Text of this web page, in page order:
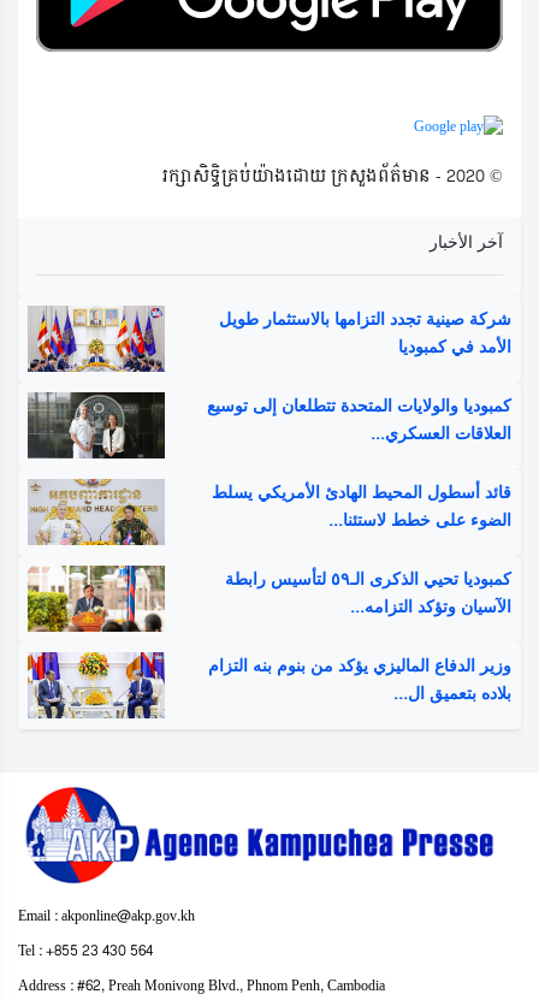
© 2020 - រក្សាសិទ្ធិគ្រប់យ៉ាងដោយ ក្រសួងព័ត៌មាន
آخر الأخبار
شركة صينية تجدد التزامها بالاستثمار طويل
الأمد في كمبوديا
كمبوديا والولايات المتحدة تتطلعان إلى توسيع
العلاقات العسكري...
قائد أسطول المحيط الهادئ الأمريكي يسلط
الضوء على خطط لاستئنا...
كمبوديا تحيي الذكرى الـ٥٩ لتأسيس رابطة
الآسيان وتؤكد التزامه...
وزير الدفاع الماليزي يؤكد من بنوم بنه التزام
بلاده بتعميق ال...
Email : akponline@akp.gov.kh
​Tel : ​+855 23 430 564
Address : ​#62, Preah Monivong Blvd., Phnom Penh, Cambodia